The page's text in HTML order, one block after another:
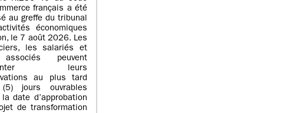
français a été
au greffe du tribunal
économiques
le 7 août 2026. Les
les salariés et
peuvent
leurs
au plus tard
jours ouvrables
date d’approbation
de transformation